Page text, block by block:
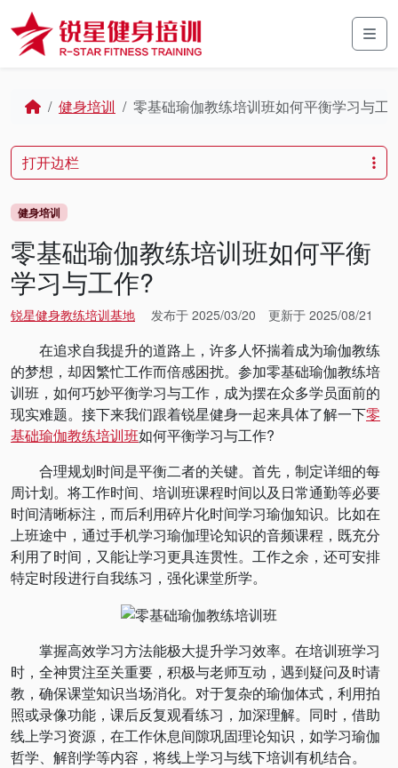
Skip to content
Skip to footer
Home健身培训 零基础瑜伽教练培训班如何平衡学习与工
健身培训
零基础瑜伽教练培训班如何平衡
学习与工作?
锐星健身教练培训基地 发布于 2025/03/20 更新于 2025/08/21
在追求自我提升的道路上，许多人怀揣着成为瑜伽教练
的梦想，却因繁忙工作而倍感困扰。参加零基础瑜伽教练培
训班，如何巧妙平衡学习与工作，成为摆在众多学员面前的
现实难题。接下来我们跟着锐星健身一起来具体了解一下零
基础瑜伽教练培训班如何平衡学习与工作?
合理规划时间是平衡二者的关键。首先，制定详细的每
周计划。将工作时间、培训班课程时间以及日常通勤等必要
时间清晰标注，而后利用碎片化时间学习瑜伽知识。比如在
上班途中，通过手机学习瑜伽理论知识的音频课程，既充分
利用了时间，又能让学习更具连贯性。工作之余，还可安排
特定时段进行自我练习，强化课堂所学。
掌握高效学习方法能极大提升学习效率。在培训班学习
时，全神贯注至关重要，积极与老师互动，遇到疑问及时请
教，确保课堂知识当场消化。对于复杂的瑜伽体式，利用拍
照或录像功能，课后反复观看练习，加深理解。同时，借助
线上学习资源，在工作休息间隙巩固理论知识，如学习瑜伽
哲学、解剖学等内容，将线上学习与线下培训有机结合。
打开边栏